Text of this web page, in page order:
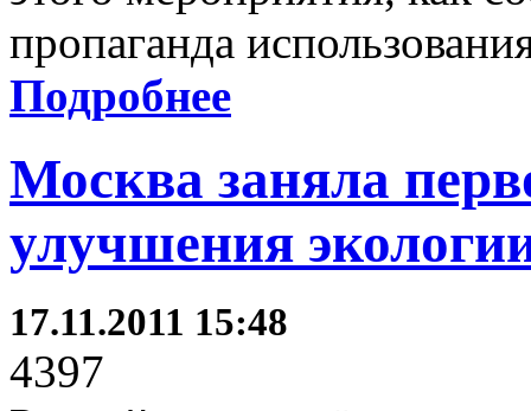
пропаганда
Подробнее
Москва заняла
улучшения
17.11.2011 15:48
4397